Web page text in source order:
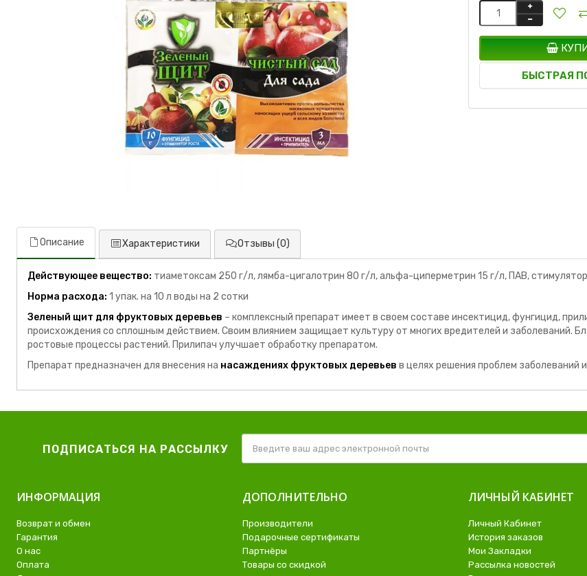
БЫСТРАЯ
Описание Характеристики Отзывы (0)
Действующее вещество: тиаметоксам 250 г/л, лямба-цигалотрин 80 г/л, альфа-циперметрин 15 г/л, ПАВ,
Норма расхода: 1 упак. на 10 л воды на 2 сотки
Зеленый щит для фруктовых деревьев – комплексный препарат имеет в своем составе инсектицид, фунгицид,
происхождения со сплошным действием. Своим влиянием защищает культуру от многих вредителей и заболеваний.
ростовые процессы растений. Прилипач улучшает обработку препаратом.
Препарат предназначен для внесения на насаждениях фруктовых деревьев в целях решения проблем заболеваний
ПОДПИСАТЬСЯ НА РАССЫЛКУ
ИНФОРМАЦИЯ
Возврат и обмен
Гарантия
О нас
Оплата
ДОПОЛНИТЕЛЬНО
Производители
Подарочные сертификаты
Партнёры
Товары со скидкой
ЛИЧНЫЙ КАБИНЕТ
Личный Кабинет
История заказов
Мои Закладки
Рассылка новостей